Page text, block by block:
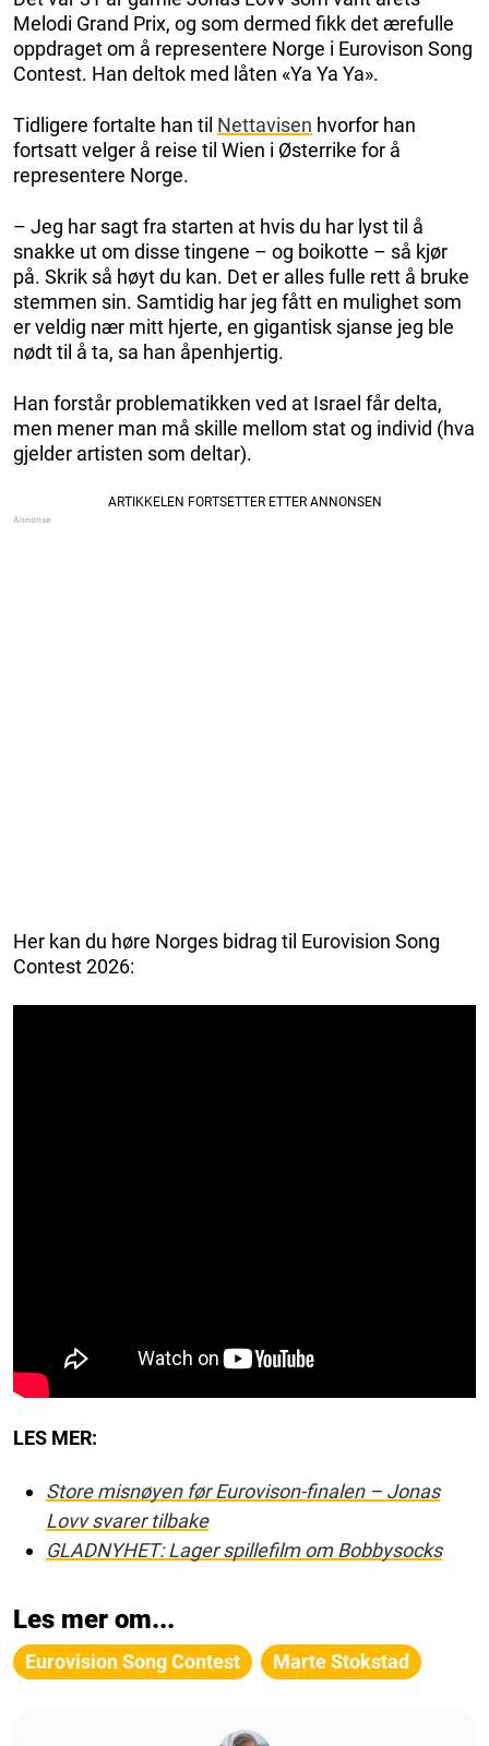
Melodi Grand Prix, og som dermed fikk det ærefulle
oppdraget om å representere Norge i Eurovison Song
Contest. Han deltok med låten «Ya Ya Ya».
Tidligere fortalte han til Nettavisen hvorfor han
fortsatt velger å reise til Wien i Østerrike for å
representere Norge.
– Jeg har sagt fra starten at hvis du har lyst til å
snakke ut om disse tingene – og boikotte – så kjør
på. Skrik så høyt du kan. Det er alles fulle rett å bruke
stemmen sin. Samtidig har jeg fått en mulighet som
er veldig nær mitt hjerte, en gigantisk sjanse jeg ble
nødt til å ta, sa han åpenhjertig.
Han forstår problematikken ved at Israel får delta,
men mener man må skille mellom stat og individ (hva
gjelder artisten som deltar).
Her kan du høre Norges bidrag til Eurovision Song
Contest 2026:
LES MER:
Store misnøyen før Eurovison-finalen – Jonas
Lovv svarer tilbake
GLADNYHET: Lager spillefilm om Bobbysocks
Les mer om...
Eurovision Song Contest Marte Stokstad